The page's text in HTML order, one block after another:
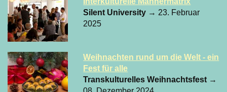
Silent University → 23. Februar
2025
Weihnachten rund um die Welt - ein
Fest für alle
Transkulturelles Weihnachtsfest →